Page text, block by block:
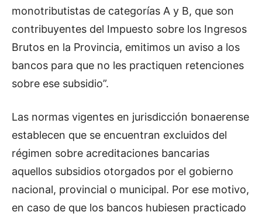
monotributistas de categorías A y B, que son
contribuyentes del Impuesto sobre los Ingresos
Brutos en la Provincia, emitimos un aviso a los
bancos para que no les practiquen retenciones
sobre ese subsidio”.
Las normas vigentes en jurisdicción bonaerense
establecen que se encuentran excluidos del
régimen sobre acreditaciones bancarias
aquellos subsidios otorgados por el gobierno
nacional, provincial o municipal. Por ese motivo,
en caso de que los bancos hubiesen practicado